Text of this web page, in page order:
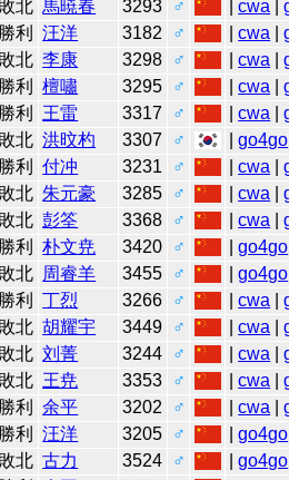
敗北 馬暁春 3293 ♂ |cwa |
勝利 汪洋 3182 ♂ |cwa |
敗北 李康 3298 ♂ |cwa |
勝利 檀嘯 3295 ♂ |cwa |
勝利 王雷 3317 ♂ |cwa |
敗北 洪旼杓 3307 ♂ |go4go
勝利 付冲 3231 ♂ |cwa |
敗北 朱元豪 3285 ♂ |cwa |
敗北 彭筌 3368 ♂ |cwa |
勝利 朴文尭 3420 ♂ |go4go
敗北 周睿羊 3455 ♂ |go4go
勝利 丁烈 3266 ♂ |cwa |
敗北 胡耀宇 3449 ♂ |cwa |
敗北 刘菁 3244 ♂ |cwa |
敗北 王尭 3353 ♂ |cwa |
勝利 余平 3202 ♂ |cwa |
勝利 汪洋 3205 ♂ |go4go
敗北 古力 3524 ♂ |go4go